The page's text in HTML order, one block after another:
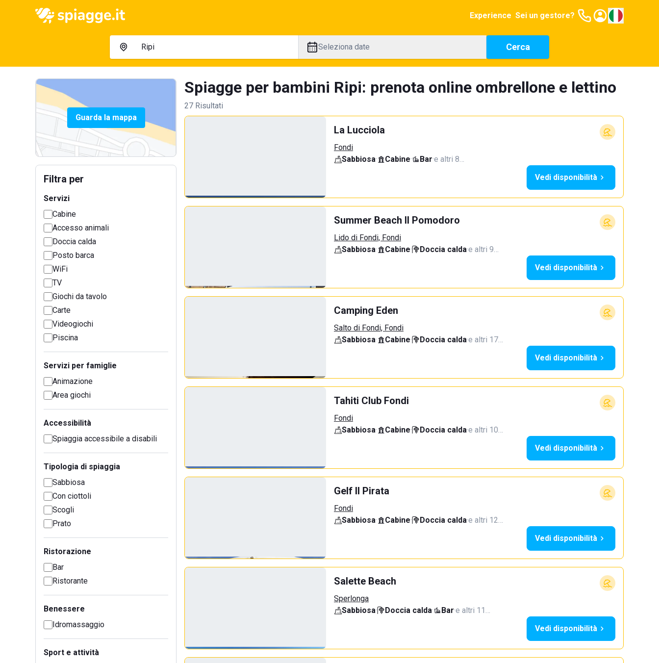
Experience Sei un gestore?
Seleziona date Cerca
Guarda la mappa
Filtra per
Servizi
Cabine
Accesso animali
Doccia calda
Posto barca
WiFi
TV
Giochi da tavolo
Carte
Videogiochi
Piscina
Servizi per famiglie
Animazione
Area giochi
Accessibilità
Spiaggia accessibile a disabili
Tipologia di spiaggia
Sabbiosa
Con ciottoli
Scogli
Prato
Ristorazione
Bar
Ristorante
Benessere
Idromassaggio
Sport e attività
Spiagge per bambini Ripi: prenota online ombrellone e lettino
27 Risultati
La Lucciola
Fondi
Sabbiosa· Cabine· Bar·e altri 8…
Vedi disponibilità
Summer Beach Il Pomodoro
Lido di Fondi, Fondi
Sabbiosa· Cabine· Doccia calda·e altri 9…
Vedi disponibilità
Camping Eden
Salto di Fondi, Fondi
Sabbiosa· Cabine· Doccia calda·e altri 17…
Vedi disponibilità
Tahiti Club Fondi
Fondi
Sabbiosa· Cabine· Doccia calda·e altri 10…
Vedi disponibilità
Gelf Il Pirata
Fondi
Sabbiosa· Cabine· Doccia calda·e altri 12…
Vedi disponibilità
Salette Beach
Sperlonga
Sabbiosa· Doccia calda· Bar·e altri 11…
Vedi disponibilità